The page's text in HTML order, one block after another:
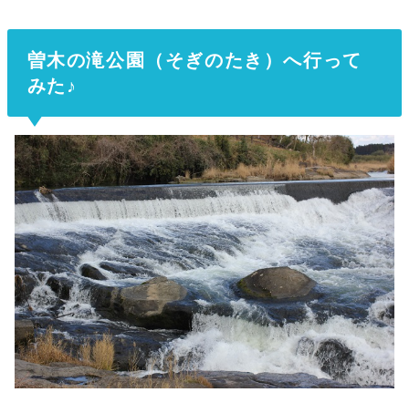
曽木の滝公園（そぎのたき）へ行って
みた♪